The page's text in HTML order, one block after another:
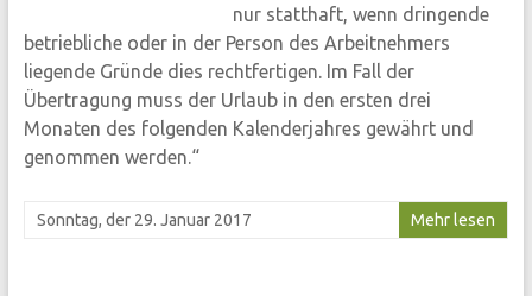
nur statthaft, wenn dringende
betriebliche oder in der Person des Arbeitnehmers
liegende Gründe dies rechtfertigen. Im Fall der
Übertragung muss der Urlaub in den ersten drei
Monaten des folgenden Kalenderjahres gewährt und
genommen werden.“
Sonntag, der 29. Januar 2017 Mehr lesen